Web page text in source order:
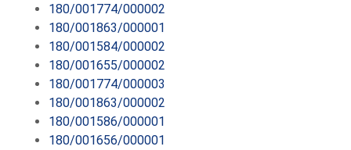
180/001774/000002
180/001863/000001
180/001584/000002
180/001655/000002
180/001774/000003
180/001863/000002
180/001586/000001
180/001656/000001